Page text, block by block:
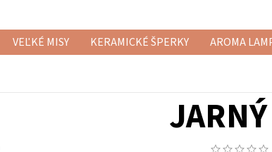
VEĽKÉ MISY KERAMICKÉ ŠPERKY AROMA